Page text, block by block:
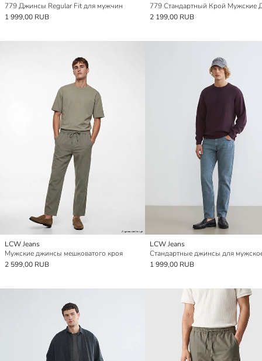
779 Джинсы Regular Fit для мужчин
1 999,00 RUB
2 199,00 RUB
LCW Jeans
Мужские джинсы мешковатого кроя
2 599,00 RUB
LCW Jeans
Стандартные джинсы для
1 999,00 RUB